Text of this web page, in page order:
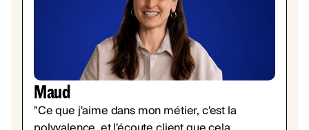
Maud
"Ce que j'aime dans mon métier, c'est la